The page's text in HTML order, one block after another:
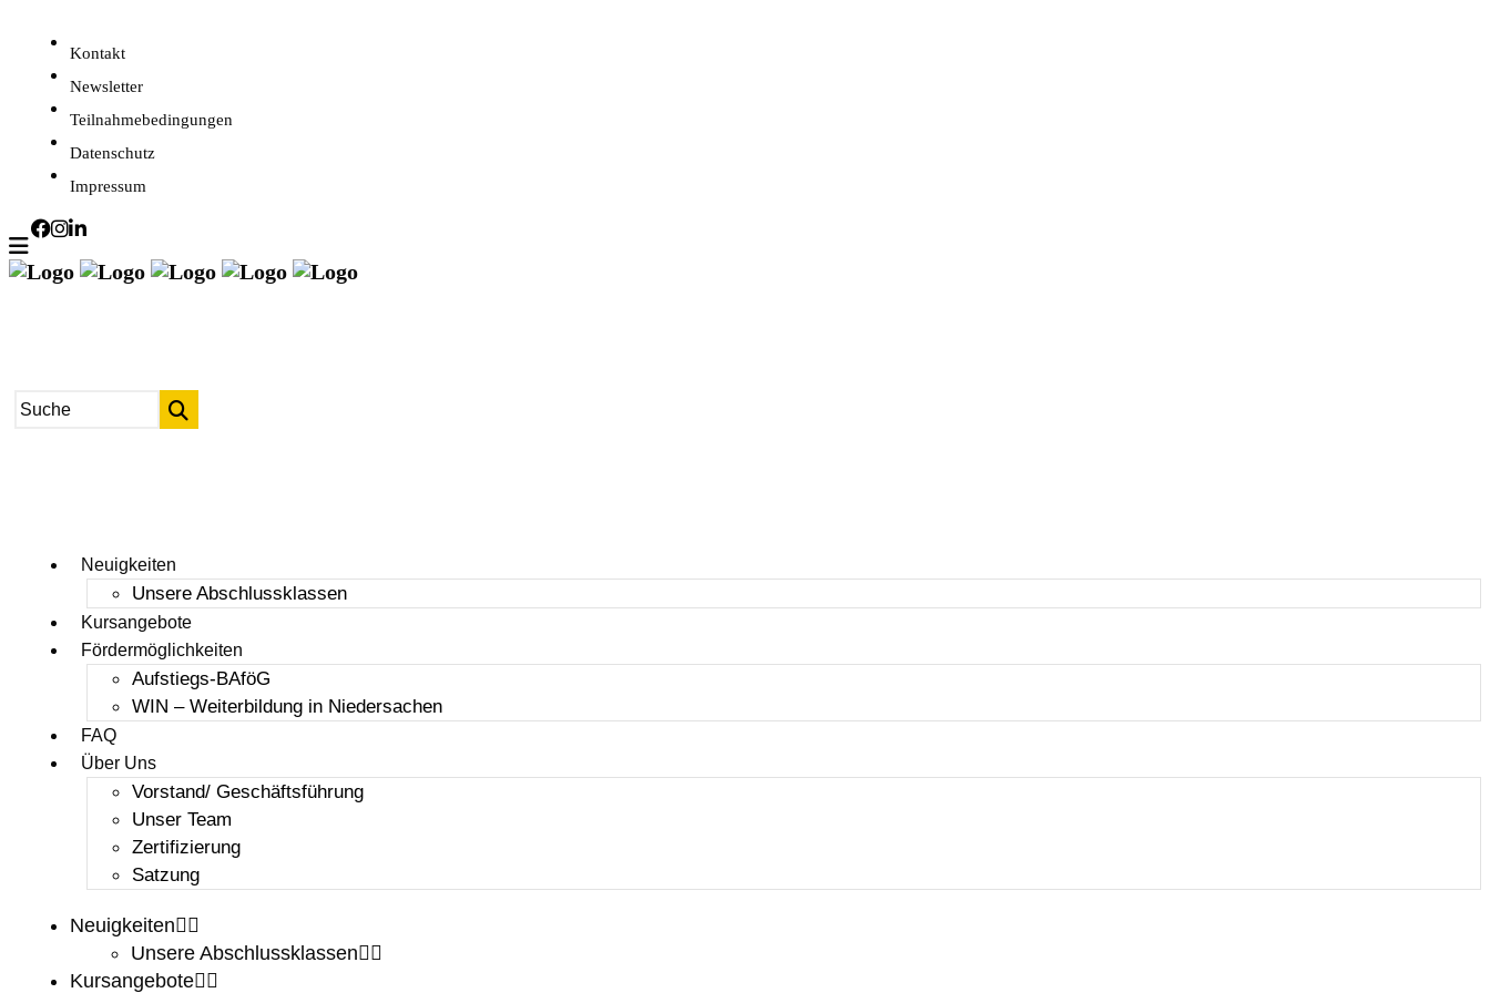
Kontakt
Newsletter
Teilnahmebedingungen
Datenschutz
Impressum
Neuigkeiten
Unsere Abschlussklassen
Kursangebote
Fördermöglichkeiten
Aufstiegs-BAföG
WIN – Weiterbildung in Niedersachen
FAQ
Über Uns
Vorstand/ Geschäftsführung
Unser Team
Zertifizierung
Satzung
Neuigkeiten
Unsere Abschlussklassen
Kursangebote